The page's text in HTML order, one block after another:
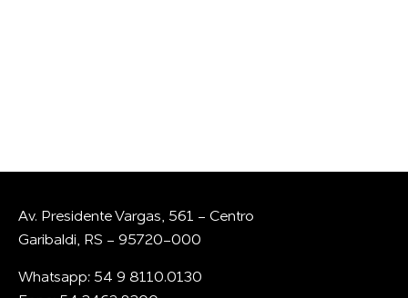
Av. Presidente Vargas, 561 - Centro
Garibaldi, RS - 95720-000
Whatsapp: 54 9 8110.0130